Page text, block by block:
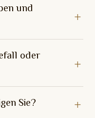
und
oder
Sie?